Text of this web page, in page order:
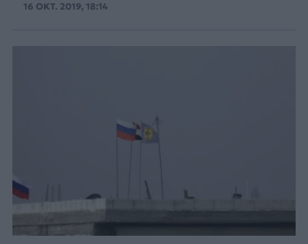
16 ΟΚΤ. 2019, 18:14